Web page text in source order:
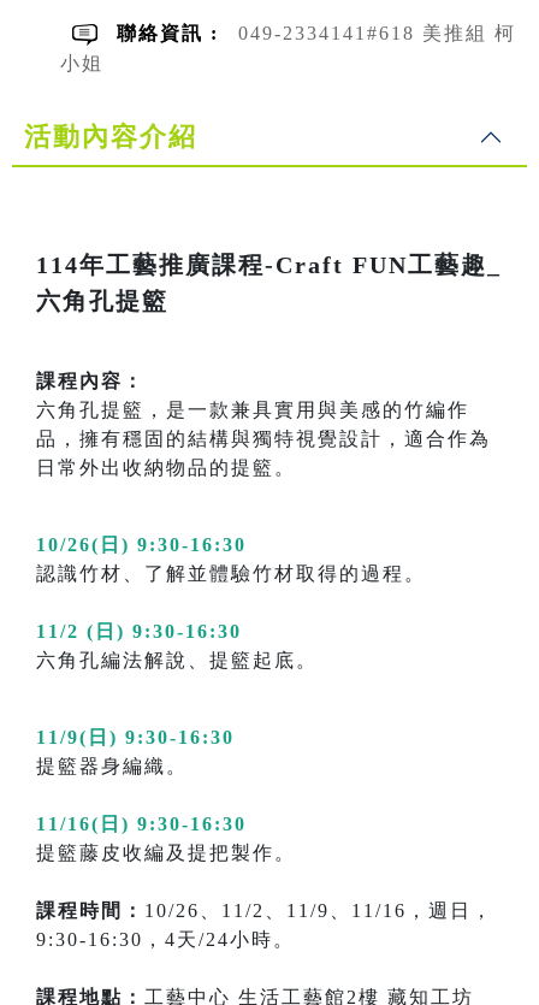
聯絡資訊 :
049-2334141#618 美推組 柯
小姐
活動內容介紹
114年工藝推廣課程-Craft FUN工藝趣_
六角孔提籃
課程內容：
六角孔提籃，是一款兼具實用與美感的竹編作
品，擁有穩固的結構與獨特視覺設計，適合作為
日常外出收納物品的提籃。
10/26(日) 9:30-16:30
認識竹材、了解並體驗竹材取得的過程。
11/2 (日) 9:30-16:30
六角孔編法解說、提籃起底。
11/9(日) 9:30-16:30
提籃器身編織。
11/16(日) 9:30-16:30
提籃藤皮收編及提把製作。
課程時間： 10/26、11/2、11/9、11/16，週日，
9:30-16:30，4天/24小時。
課程地點： 工藝中心 生活工藝館2樓 藏知工坊